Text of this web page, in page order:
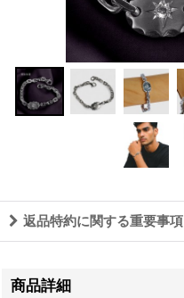
返品特約に関する重要事項
商品詳細